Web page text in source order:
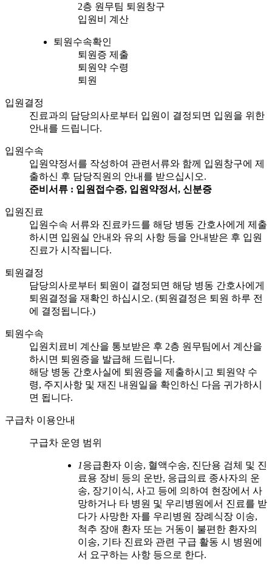
2층 원무팀 퇴원창구
입원비 계산
퇴원수속확인
퇴원증 제출
퇴원약 수령
퇴원
입원결정
진료과의 담당의사로부터 입원이 결정되면 입원을 위한
안내를 드립니다.
입원수속
입원약정서를 작성하여 관련서류와 함께 입원창구에 제
출하신 후 담당직원의 안내를 받으십시오.
준비서류 : 입원접수증, 입원약정서, 신분증
입원진료
입원수속 서류와 진료카드를 해당 병동 간호사에게 제출
하시면 입원실 안내와 유의 사항 등을 안내받은 후 입원
진료가 시작됩니다.
퇴원결정
담당의사로부터 퇴원이 결정되면 해당 병동 간호사에게
퇴원결정을 재확인 하십시오. (퇴원결정은 퇴원 하루 전
에 결정됩니다.)
퇴원수속
입원치료비 계산을 통보받은 후 2층 원무팀에서 계산을
하시면 퇴원증을 발급해 드립니다.
해당 병동 간호사실에 퇴원증을 제출하시고 퇴원약 수
령, 주지사항 및 재진 내원일을 확인하신 다음 귀가하시
면 됩니다.
구급차 이용안내
구급차 운영 범위
1응급환자 이송, 혈액수송, 진단용 검체 및 진
료용 장비 등의 운반, 응급의료 종사자의 운
송, 장기이식, 사고 등에 의하여 현장에서 사
망하거나 타 병원 및 우리병원에서 진료를 받
다가 사망한 자를 우리병원 장례식장 이송,
척추 장애 환자 또는 거동이 불편한 환자의
이송, 기타 진료와 관련 구급 활동 시 병원에
서 요구하는 사항 등으로 한다.